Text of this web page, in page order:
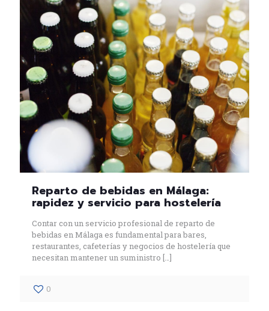
Reparto de bebidas en Málaga:
rapidez y servicio para hostelería
Contar con un servicio profesional de reparto de
bebidas en Málaga es fundamental para bares,
restaurantes, cafeterías y negocios de hostelería que
necesitan mantener un suministro […]
0